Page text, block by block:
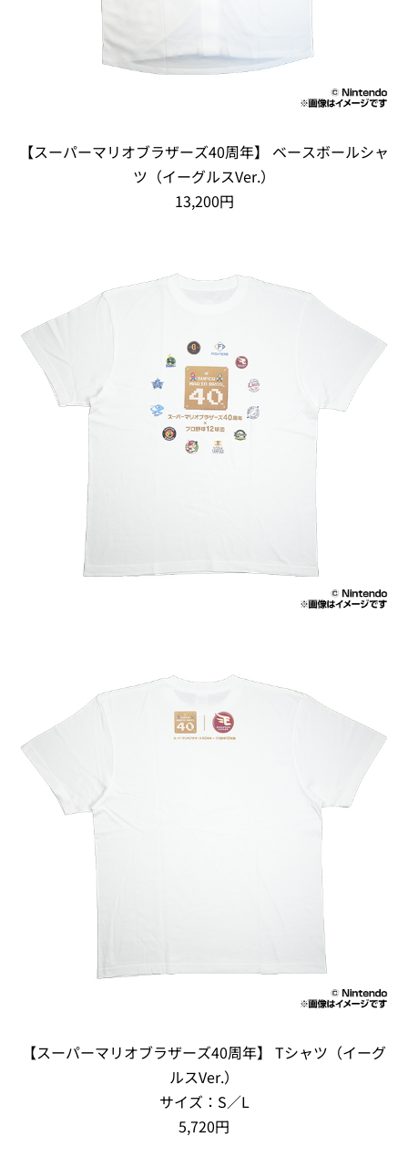
【スーパーマリオブラザーズ40周年】 ベースボールシャ
ツ（イーグルスVer.）
13,200円
【スーパーマリオブラザーズ40周年】 Tシャツ（イーグ
ルスVer.）
サイズ：S／L
5,720円